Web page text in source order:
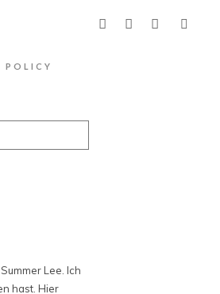
POLICY
Lee. Ich
hast. Hier